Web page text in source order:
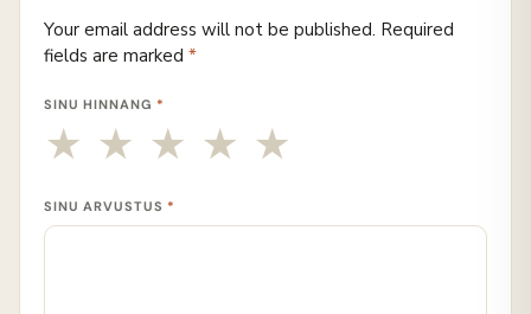
Your email address will not be published. Required
fields are marked *
SINU HINNANG *
SINU ARVUSTUS *